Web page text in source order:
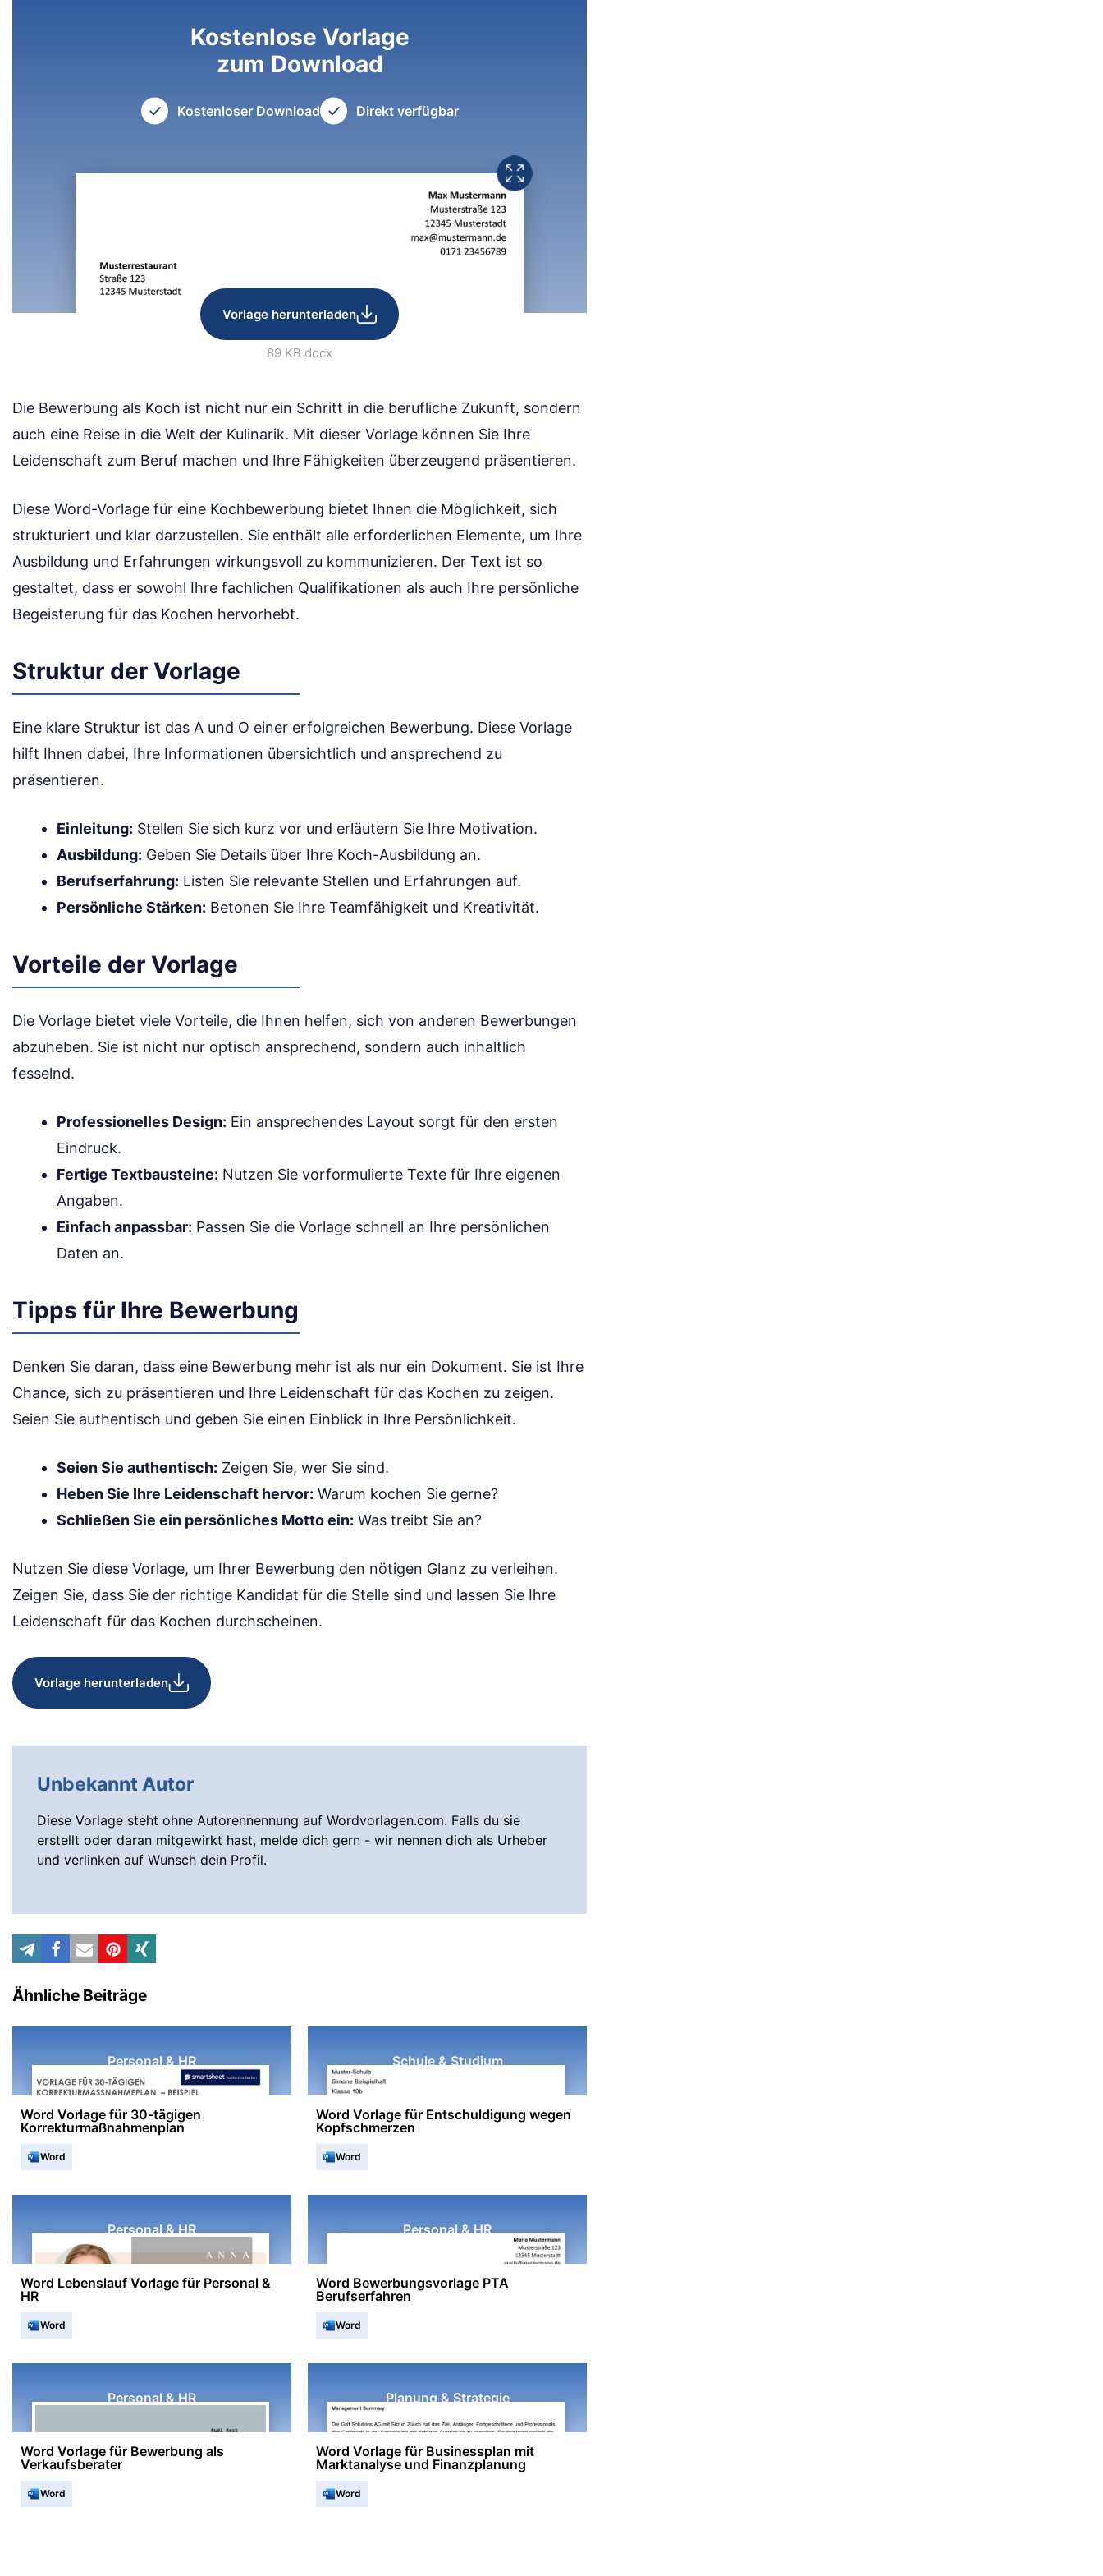
Kostenlose Vorlage
zum Download
Kostenloser Download Direkt verfügbar
Vorlage herunterladen
89 KB.docx
Die Bewerbung als Koch ist nicht nur ein Schritt in die berufliche Zukunft, sondern
auch eine Reise in die Welt der Kulinarik. Mit dieser Vorlage können Sie Ihre
Leidenschaft zum Beruf machen und Ihre Fähigkeiten überzeugend präsentieren.
Diese Word-Vorlage für eine Kochbewerbung bietet Ihnen die Möglichkeit, sich
strukturiert und klar darzustellen. Sie enthält alle erforderlichen Elemente, um Ihre
Ausbildung und Erfahrungen wirkungsvoll zu kommunizieren. Der Text ist so
gestaltet, dass er sowohl Ihre fachlichen Qualifikationen als auch Ihre persönliche
Begeisterung für das Kochen hervorhebt.
Struktur der Vorlage
Eine klare Struktur ist das A und O einer erfolgreichen Bewerbung. Diese Vorlage
hilft Ihnen dabei, Ihre Informationen übersichtlich und ansprechend zu
präsentieren.
Einleitung: Stellen Sie sich kurz vor und erläutern Sie Ihre Motivation.
Ausbildung: Geben Sie Details über Ihre Koch-Ausbildung an.
Berufserfahrung: Listen Sie relevante Stellen und Erfahrungen auf.
Persönliche Stärken: Betonen Sie Ihre Teamfähigkeit und Kreativität.
Vorteile der Vorlage
Die Vorlage bietet viele Vorteile, die Ihnen helfen, sich von anderen Bewerbungen
abzuheben. Sie ist nicht nur optisch ansprechend, sondern auch inhaltlich
fesselnd.
Professionelles Design: Ein ansprechendes Layout sorgt für den ersten
Eindruck.
Fertige Textbausteine: Nutzen Sie vorformulierte Texte für Ihre eigenen
Angaben.
Einfach anpassbar: Passen Sie die Vorlage schnell an Ihre persönlichen
Daten an.
Tipps für Ihre Bewerbung
Denken Sie daran, dass eine Bewerbung mehr ist als nur ein Dokument. Sie ist Ihre
Chance, sich zu präsentieren und Ihre Leidenschaft für das Kochen zu zeigen.
Seien Sie authentisch und geben Sie einen Einblick in Ihre Persönlichkeit.
Seien Sie authentisch: Zeigen Sie, wer Sie sind.
Heben Sie Ihre Leidenschaft hervor: Warum kochen Sie gerne?
Schließen Sie ein persönliches Motto ein: Was treibt Sie an?
Nutzen Sie diese Vorlage, um Ihrer Bewerbung den nötigen Glanz zu verleihen.
Zeigen Sie, dass Sie der richtige Kandidat für die Stelle sind und lassen Sie Ihre
Leidenschaft für das Kochen durchscheinen.
Vorlage herunterladen
Unbekannt Autor
Diese Vorlage steht ohne Autorennennung auf Wordvorlagen.com. Falls du sie
erstellt oder daran mitgewirkt hast, melde dich gern - wir nennen dich als Urheber
und verlinken auf Wunsch dein Profil.
Ähnliche Beiträge
Personal & HR
Word Vorlage für 30-tägigen
Korrekturmaßnahmenplan
Word
Schule & Studium
Word Vorlage für Entschuldigung wegen
Kopfschmerzen
Word
Personal & HR
Word Lebenslauf Vorlage für Personal &
HR
Word
Personal & HR
Word Bewerbungsvorlage PTA
Berufserfahren
Word
Personal & HR
Word Vorlage für Bewerbung als
Verkaufsberater
Word
Planung & Strategie
Word Vorlage für Businessplan mit
Marktanalyse und Finanzplanung
Word